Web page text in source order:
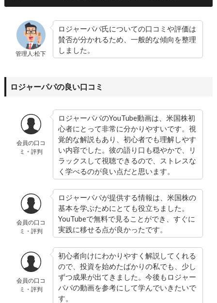
管理人:松下
ロジャーパパ氏についての口コミや評価は
賛否が分かれるため、一般的な傾向を整理
しました。
ロジャーパパの良い口コミ
会員の口コ
ミ・評判
ロジャーパパのYouTube動画は、米国株初
心者にとって非常に分かりやすいです。視
覚的な解説もあり、初心者でも理解しやす
い内容でした。彼の語り口も穏やかで、リ
ラックスして視聴できるので、ストレスな
く学べるのが良い点だと思います。
会員の口コ
ミ・評判
ロジャーパパが提供する情報は、米国株の
基本を学ぶためにとても役立ちました。
YouTubeで無料で見ることができ、すぐに
実践に移せる点が良かったです。
会員の口コ
ミ・評判
初心者向けにわかりやすく解説してくれる
ので、投資を始めたばかりの私でも、少し
ずつ成果が出てきました。今後もロジャー
パパの動画を参考にして学んでいきたいで
す。